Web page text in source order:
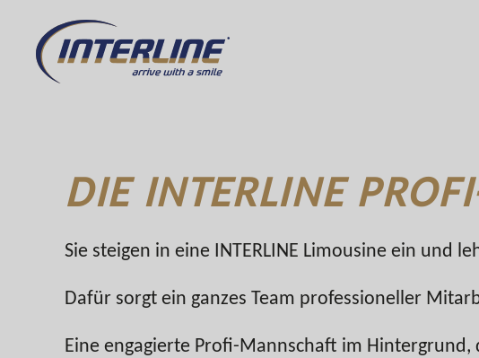
DIE INTERLINE
Sie steigen in eine INTERLINE Limousine ein und
Dafür sorgt ein ganzes Team professioneller
Eine engagierte Profi-Mannschaft im